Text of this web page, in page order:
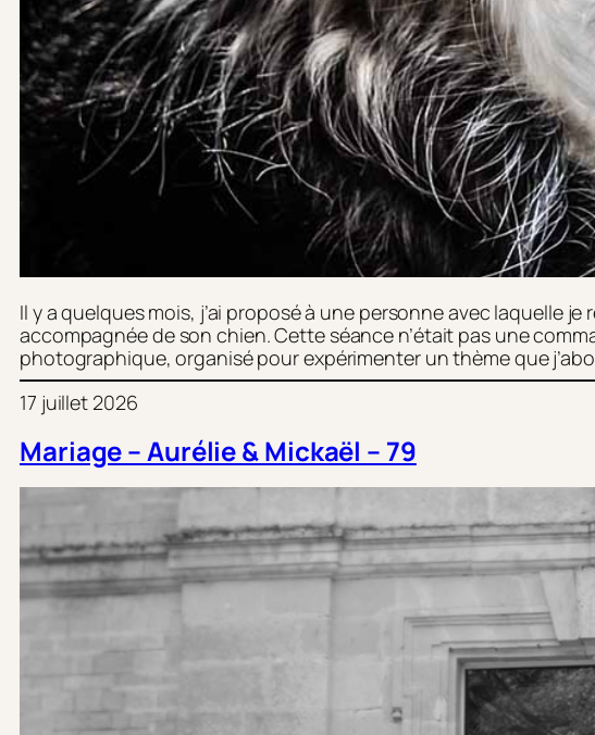
Il y a quelques mois, j’ai proposé à une personne avec laquelle
accompagnée de son chien. Cette séance n’était pas une
photographique, organisé pour expérimenter un thème que
17 juillet 2026
Mariage – Aurélie & Mickaël – 79